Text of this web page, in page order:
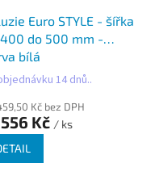
Euro STYLE - šířka
do 500 mm -
bílá
14 dnů..
Kč bez DPH
556 Kč / ks